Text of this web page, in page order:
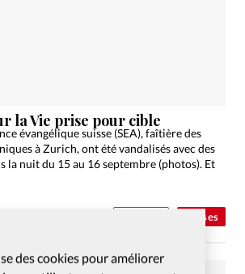
des cookies pour améliorer
Eglises
la Vie prise pour cible
évangélique suisse (SEA), faîtière des
à Zurich, ont été vandalisés avec des
la nuit du 15 au 16 septembre (photos). Et